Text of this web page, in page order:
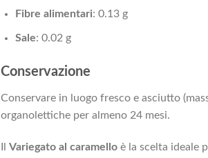
Fibre alimentari: 0.13 g
Sale: 0.02 g
Conservazione
Conservare in luogo fresco e asciutto
organolettiche per almeno 24 mesi.
Variegato al caramello è la scelta ideale